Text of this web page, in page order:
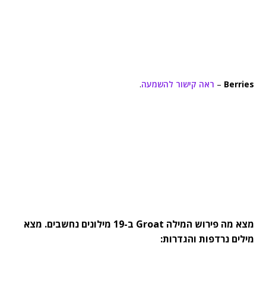
Berries
– ראה קישור להשמעה.
מצא מה פירוש המילה Groat ב-19 מילונים נחשבים. מצא
מילים נרדפות והגדרות: